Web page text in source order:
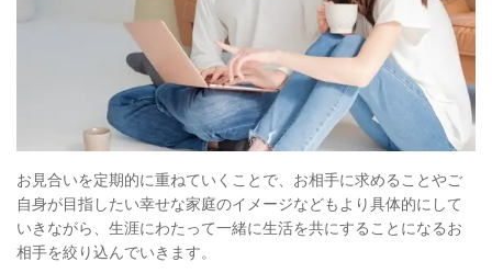
お見合いを定期的に重ねていくことで、お相手に求めることやご
自身が目指したい幸せな家庭のイメージなどもより具体的にして
いきながら、生涯にわたって一緒に生活を共にすることになるお
相手を絞り込んでいきます。